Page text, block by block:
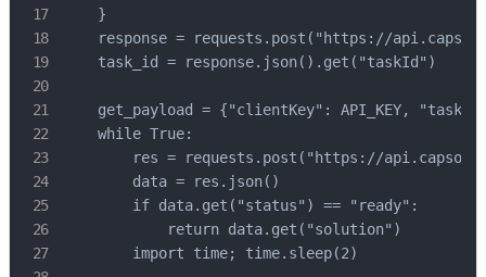
    }
response = requests.post("https://
    task_id = response.json().get("taskId")
get_payload = {"clientKey": API_KEY,
    while True:
res = requests.post("https://
        data = res.json()
        if data.get("status") == "ready":
            return data.get("solution")
        import time; time.sleep(2)